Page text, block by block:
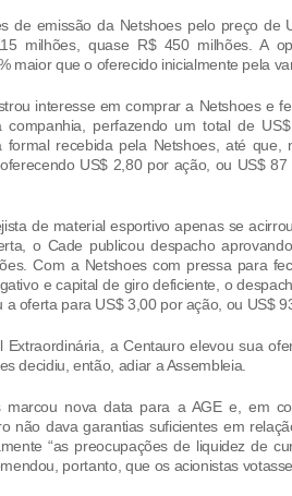
de emissão da Netshoes pelo preço de
milhões, quase R$ 450 milhões. A
maior que o oferecido inicialmente pela
interesse em comprar a Netshoes e
perfazendo um total de
recebida pela Netshoes, até que,
US$ 2,80 por ação, ou US$ 87
de material esportivo apenas se
o Cade publicou despacho
Com a Netshoes com pressa para
e capital de giro deficiente, o
oferta para US$ 3,00 por ação, ou US$
a Centauro elevou sua
decidiu, então, adiar a Assembleia.
nova data para a AGE e, em
não dava garantias suficientes em
“as preocupações de liquidez de
portanto, que os acionistas